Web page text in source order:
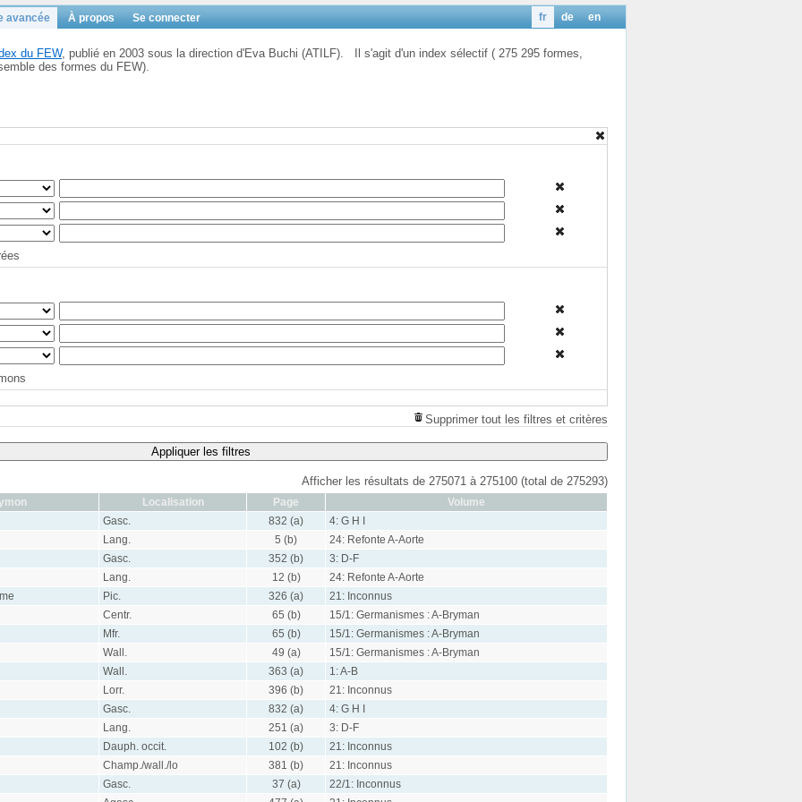
avancée À propos Se connecter en
de
fr
du FEW, publié en 2003 sous la direction d'Eva Buchi (ATILF). Il s'agit d'un index sélectif ( 275 295 formes,
des formes du FEW).
Supprimer tout les filtres et critères
Appliquer les filtres
Afficher les résultats de 275071 à 275100 (total de 275293)
Localisation Page
Volume
Gasc.
832 (a)
4: G H I
Lang.
5 (b)
24: Refonte A-Aorte
Gasc.
352 (b)
3: D-F
Lang.
12 (b)
24: Refonte A-Aorte
Pic. 326 (a)
21: Inconnus
Centr.
65 (b)
15/1: Germanismes : A-Bryman
Mfr.
65 (b)
15/1: Germanismes : A-Bryman
Wall.
49 (a)
15/1: Germanismes : A-Bryman
Wall.
363 (a)
1: A-B
Lorr.
396 (b)
21: Inconnus
Gasc.
832 (a)
4: G H I
Lang.
251 (a)
3: D-F
Dauph. occit.
102 (b)
21: Inconnus
Champ./wall./lo
381 (b)
21: Inconnus
Gasc.
37 (a)
22/1: Inconnus